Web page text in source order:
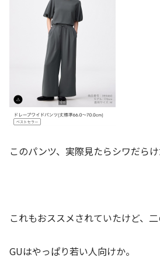
このパンツ、実際見たらシワだらけ
これもおススメされていたけど、二
GUはやっぱり若い人向けか。